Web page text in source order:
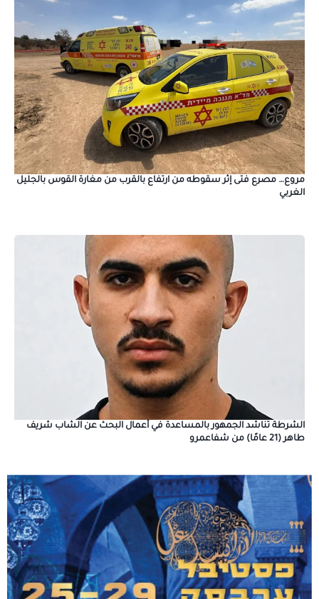
مروع… مصرع فتى إثر سقوطه من ارتفاع بالقرب من مغارة القوس بالجليل
الغربي
الشرطة تناشد الجمهور بالمساعدة في أعمال البحث عن الشاب شريف
طاهر (21 عامًا) من شفاعمرو